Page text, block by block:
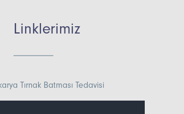
Linklerimiz
Tırnak Batması Tedavisi